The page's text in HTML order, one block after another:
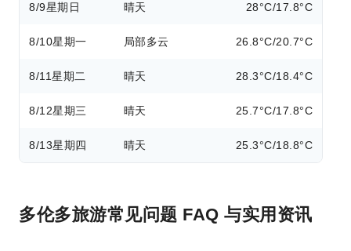
8/9星期日 晴天 28°C/17.8°C
8/10星期一 局部多云 26.8°C/20.7°C
8/11星期二 晴天 28.3°C/18.4°C
8/12星期三 晴天 25.7°C/17.8°C
8/13星期四 晴天 25.3°C/18.8°C
多伦多旅游常见问题 FAQ 与实用资讯